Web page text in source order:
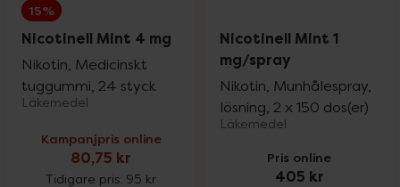
15%
Nicotinell Mint 4 mg
Nikotin, Medicinskt
tuggummi, 24 styck
Läkemedel
Kampanjpris online
80,75 kr
Tidigare pris: 95 kr
Nicotinell Mint 1
mg/spray
Nikotin, Munhålespray,
lösning, 2 x 150 dos(er)
Läkemedel
Pris online
405 kr